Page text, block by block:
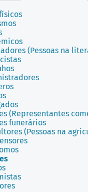
(Pessoas na
(Representantes
funerários
(Pessoas na